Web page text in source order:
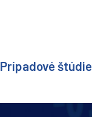
Prípadové štúdie